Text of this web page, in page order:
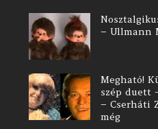
– Ullmann
Megható!
szép duett
– Cserháti
még